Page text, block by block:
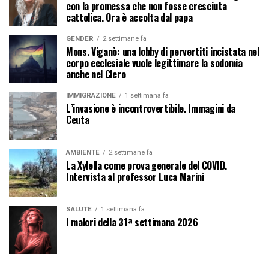
con la promessa che non fosse cresciuta
cattolica. Ora è accolta dal papa
GENDER 2 settimane fa
Mons. Viganò: una lobby di pervertiti incistata nel
corpo ecclesiale vuole legittimare la sodomia
anche nel Clero
IMMIGRAZIONE 1 settimana fa
L’invasione è incontrovertibile. Immagini da
Ceuta
AMBIENTE 2 settimane fa
La Xylella come prova generale del COVID.
Intervista al professor Luca Marini
SALUTE 1 settimana fa
I malori della 31ª settimana 2026